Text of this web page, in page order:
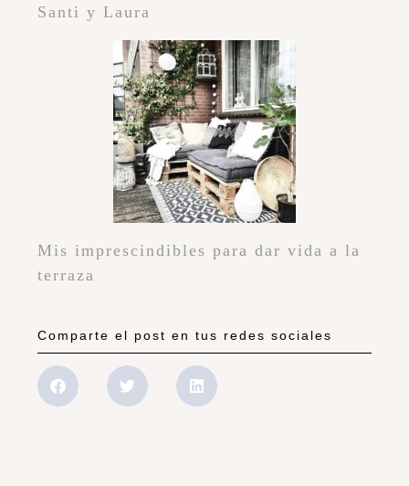
Santi y Laura
Mis imprescindibles para dar vida a la
terraza
Comparte el post en tus redes sociales